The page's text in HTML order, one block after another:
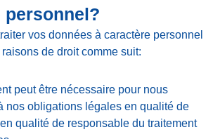
personnel?
vos données à caractère personnel
de droit comme suit:
peut être nécessaire pour nous
nos obligations légales en qualité de
qualité de responsable du traitement